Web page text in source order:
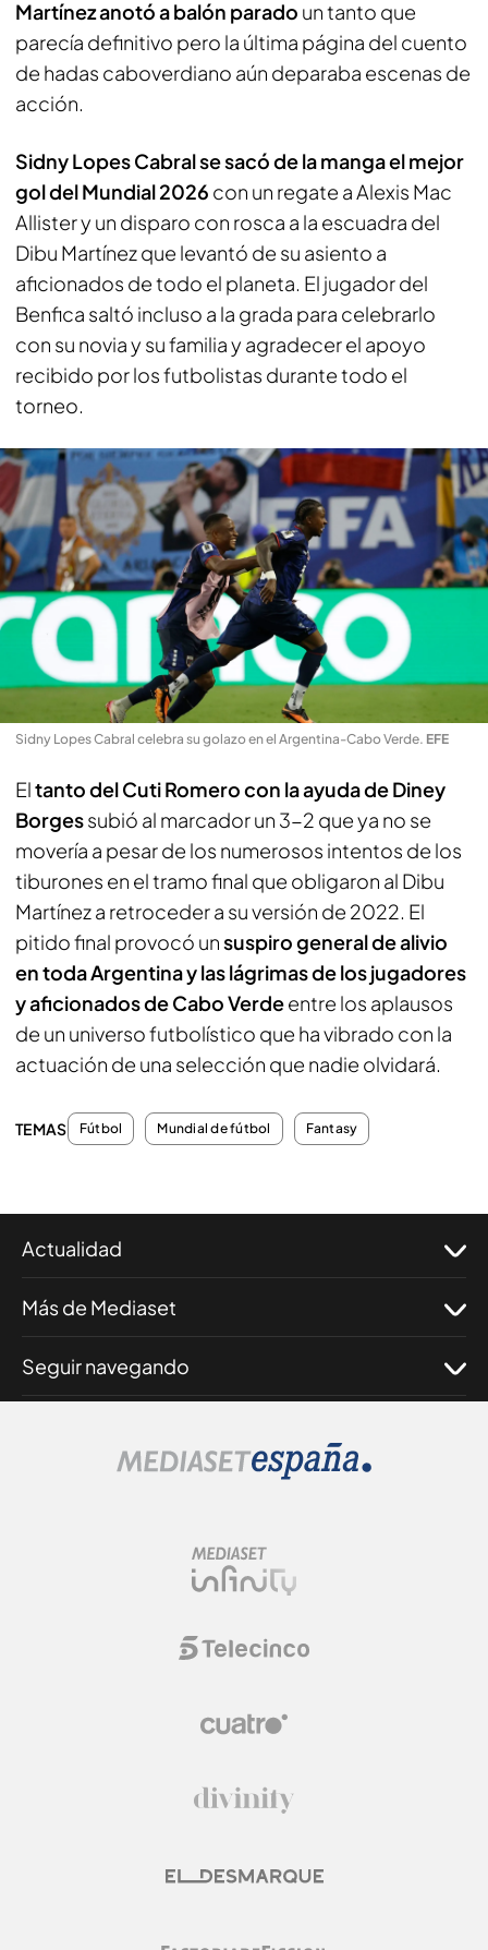
Martínez anotó a balón parado un tanto que
parecía definitivo pero la última página del cuento
de hadas caboverdiano aún deparaba escenas de
acción.
Sidny Lopes Cabral se sacó de la manga el mejor
gol del Mundial 2026 con un regate a Alexis Mac
Allister y un disparo con rosca a la escuadra del
Dibu Martínez que levantó de su asiento a
aficionados de todo el planeta. El jugador del
Benfica saltó incluso a la grada para celebrarlo
con su novia y su familia y agradecer el apoyo
recibido por los futbolistas durante todo el
torneo.
Sidny Lopes Cabral celebra su golazo en el Argentina-Cabo Verde. EFE
Eltanto del Cuti Romero con la ayuda de Diney
Borgessubió al marcador un 3-2 que ya no se
movería a pesar de los numerosos intentos de los
tiburones en el tramo final que obligaron al Dibu
Martínez a retroceder a su versión de 2022. El
pitido final provocó unsuspiro general de alivio
en toda Argentina y las lágrimas de los jugadores
y aficionados de Cabo Verdeentre los aplausos
de un universo futbolístico que ha vibrado con la
actuación de una selección que nadie olvidará.
TEMAS Fútbol Mundial de fútbol Fantasy
Actualidad
Más de Mediaset
Seguir navegando